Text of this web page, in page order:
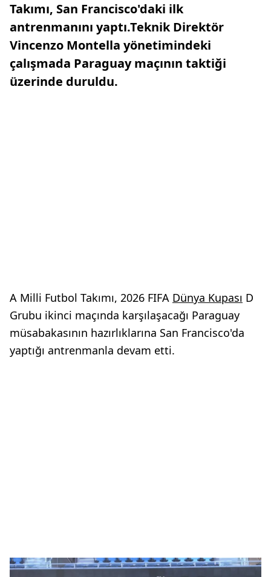
Takımı, San Francisco'daki ilk
antrenmanını yaptı.Teknik Direktör
Vincenzo Montella yönetimindeki
çalışmada Paraguay maçının taktiği
üzerinde duruldu.
A Milli Futbol Takımı, 2026 FIFA Dünya Kupası D
Grubu ikinci maçında karşılaşacağı Paraguay
müsabakasının hazırlıklarına San Francisco'da
yaptığı antrenmanla devam etti.